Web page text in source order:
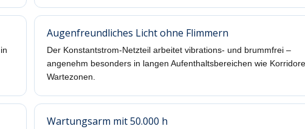
Augenfreundliches Licht ohne Flimmern
Der Konstantstrom-Netzteil arbeitet vibrations- und brummfrei –
angenehm besonders in langen Aufenthaltsbereichen wie
Wartezonen.
Wartungsarm mit 50.000 h